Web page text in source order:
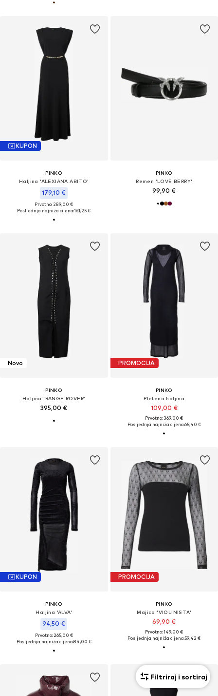
KUPON
PINKO
Haljina 'ALEXIANA ABITO'
179,10 €
Prvotno: 289,00 €
Posljednja najniža cijena:161,25 €
PINKO
Remen 'LOVE BERRY'
99,90 €
Novo
PINKO
Haljina 'RANGE ROVER'
395,00 €
PROMOCIJA
PINKO
Pletena haljina
109,00 €
Prvotno: 369,00 €
Posljednja najniža cijena:65,40 €
KUPON
PINKO
Haljina 'ALVA'
94,50 €
Prvotno: 265,00 €
Posljednja najniža cijena:84,00 €
PROMOCIJA
PINKO
Majica 'VIOLINISTA'
69,90 €
Prvotno: 149,00 €
Posljednja najniža cijena:59,42 €
Filtriraj i sortiraj